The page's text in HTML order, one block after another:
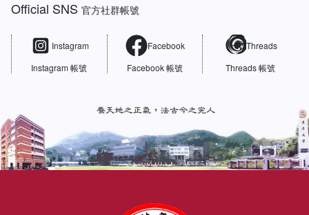
Official SNS官方社群帳號
Instagram
Instagram 帳號
Facebook
Facebook 帳號
Threads
Threads 帳號